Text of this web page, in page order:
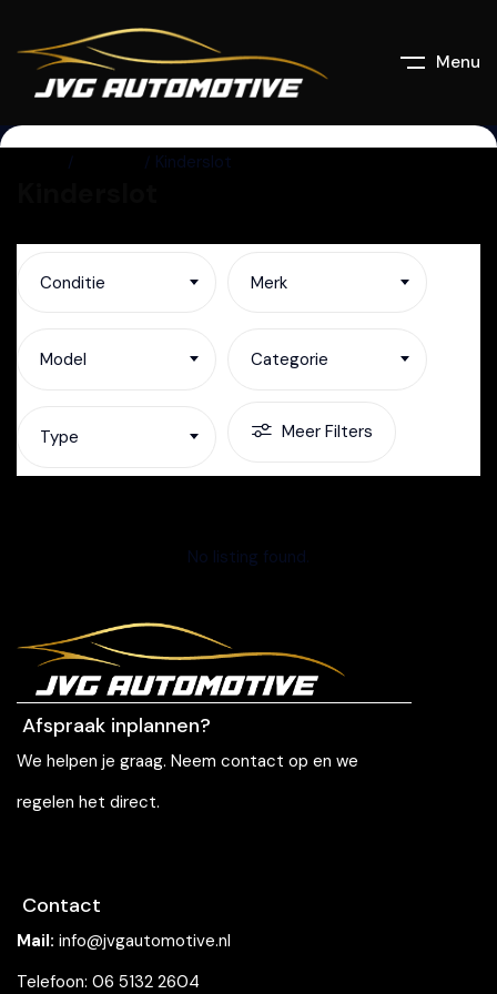
Menu
Kinderslot
Conditie Merk
Model Categorie
Type Meer Filters
No listing found.
Afspraak inplannen?
We helpen je graag. Neem contact op en we
regelen het direct.
Contact
Mail: info@jvgautomotive.nl
Telefoon: 06 5132 2604